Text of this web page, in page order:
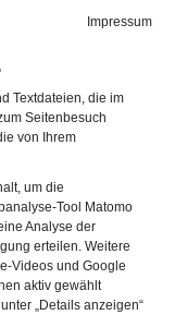
Impressum
Textdateien, die im
Seitenbesuch
von Ihrem
um die
Tool Matomo
Analyse der
erteilen. Weitere
Videos und Google
aktiv gewählt
„Details anzeigen“
de en
erzählt
– das ist